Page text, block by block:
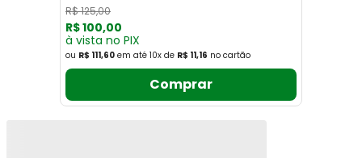
R$125,00
R$100,00
à vista no PIX
ou R$ 111,60 em até 10x de R$ 11,16 no cartão
Comprar